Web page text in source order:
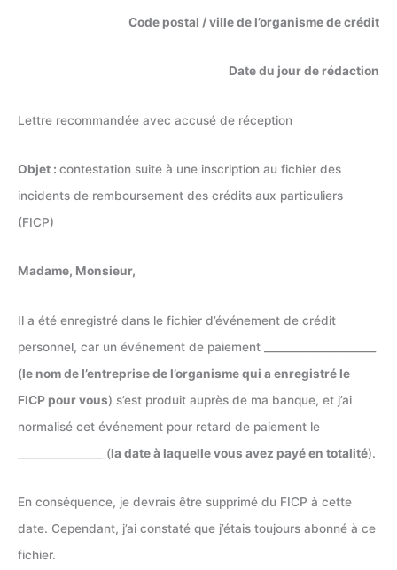
Code postal / ville de l’organisme de crédit
Date du jour de rédaction
Lettre recommandée avec accusé de réception
Objet : contestation suite à une inscription au fichier des
incidents de remboursement des crédits aux particuliers
(FICP)
Madame, Monsieur,
Il a été enregistré dans le fichier d’événement de crédit
personnel, car un événement de paiement _____________________
(le nom de l’entreprise de l’organisme qui a enregistré le
FICP pour vous) s’est produit auprès de ma banque, et j’ai
normalisé cet événement pour retard de paiement le
________________ (la date à laquelle vous avez payé en totalité).
En conséquence, je devrais être supprimé du FICP à cette
date. Cependant, j’ai constaté que j’étais toujours abonné à ce
fichier.